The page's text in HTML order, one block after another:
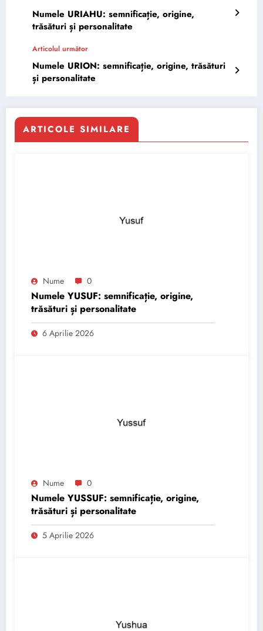
Numele URIAHU: semnificație, origine,
trăsături și personalitate
Articolul următor
Numele URION: semnificație, origine, trăsături
și personalitate
ARTICOLE SIMILARE
Nume 0
Numele YUSUF: semnificație, origine,
trăsături și personalitate
6 Aprilie 2026
Nume 0
Numele YUSSUF: semnificație, origine,
trăsături și personalitate
5 Aprilie 2026